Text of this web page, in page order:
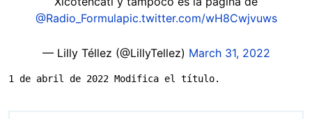
@Radio_Formulapic.twitter.com/wH8Cwjvuws
— Lilly Téllez (@LillyTellez) March 31, 2022
1 de abril de 2022 Modifica el título.